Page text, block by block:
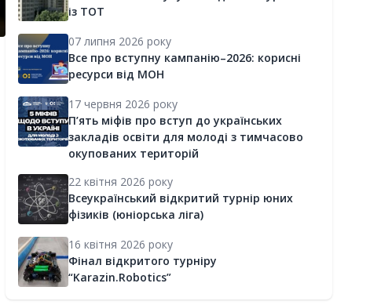
із ТОТ
07 липня 2026 року
Все про вступну кампанію–2026: корисні
ресурси від МОН
17 червня 2026 року
П’ять міфів про вступ до українських
закладів освіти для молоді з тимчасово
окупованих територій
22 квітня 2026 року
Всеукраїнський відкритий турнір юних
фізиків (юніорська ліга)
16 квітня 2026 року
Фінал відкритого турніру
“Karazin.Robotics”